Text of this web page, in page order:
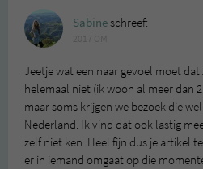
Sabineschreef:
Jeetje wat een naar gevoel moet
helemaal niet (ik woon al meer dan
maar soms krijgen we bezoek die
Nederland. Ik vind dat ook lastig
zelf niet ken. Heel fijn dus je artikel
er in iemand omgaat op die